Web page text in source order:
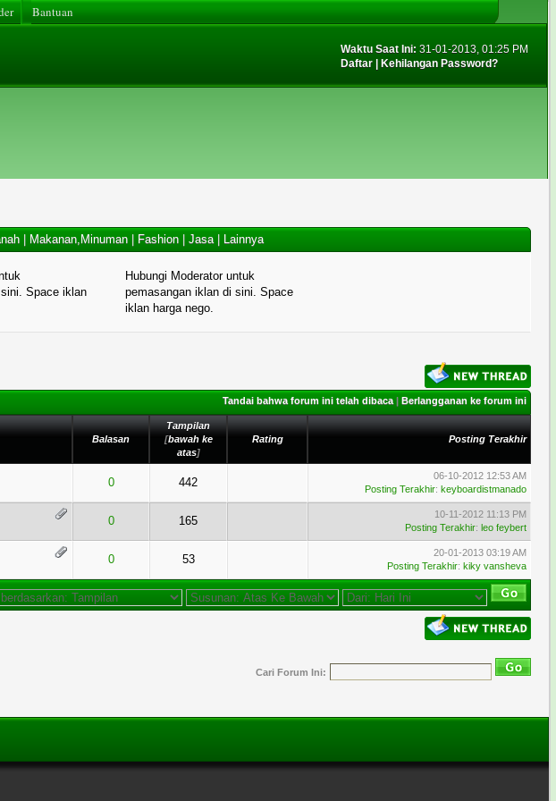
Bantuan
Waktu Saat Ini: 31-01-2013, 01:25 PM
Daftar
Kehilangan Password?
Makanan,Minuman Fashion |Jasa| Lainnya
Space iklan
Hubungi Moderator untuk
pemasangan iklan di sini. Space
iklan harga nego.
Tandai bahwa forum ini telah dibaca |Berlangganan ke forum ini
Balasan
Tampilan
[bawah ke
atas]
Rating Posting Terakhir
0 442
06-10-2012 12:53 AM
Posting Terakhir:keyboardistmanado
0 165
10-11-2012 11:13 PM
Posting Terakhir:leo feybert
0 53
20-01-2013 03:19 AM
Posting Terakhir:kiky vansheva
Cari Forum Ini: